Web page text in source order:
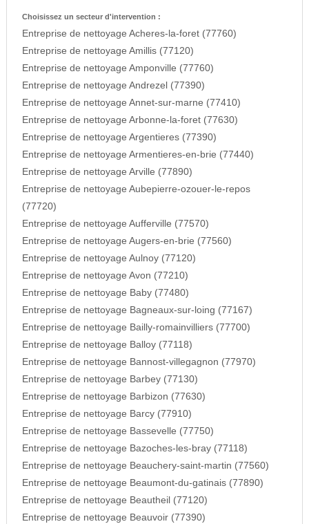
Choisissez un secteur d'intervention :
Entreprise de nettoyage Acheres-la-foret (77760)
Entreprise de nettoyage Amillis (77120)
Entreprise de nettoyage Amponville (77760)
Entreprise de nettoyage Andrezel (77390)
Entreprise de nettoyage Annet-sur-marne (77410)
Entreprise de nettoyage Arbonne-la-foret (77630)
Entreprise de nettoyage Argentieres (77390)
Entreprise de nettoyage Armentieres-en-brie (77440)
Entreprise de nettoyage Arville (77890)
Entreprise de nettoyage Aubepierre-ozouer-le-repos
(77720)
Entreprise de nettoyage Aufferville (77570)
Entreprise de nettoyage Augers-en-brie (77560)
Entreprise de nettoyage Aulnoy (77120)
Entreprise de nettoyage Avon (77210)
Entreprise de nettoyage Baby (77480)
Entreprise de nettoyage Bagneaux-sur-loing (77167)
Entreprise de nettoyage Bailly-romainvilliers (77700)
Entreprise de nettoyage Balloy (77118)
Entreprise de nettoyage Bannost-villegagnon (77970)
Entreprise de nettoyage Barbey (77130)
Entreprise de nettoyage Barbizon (77630)
Entreprise de nettoyage Barcy (77910)
Entreprise de nettoyage Bassevelle (77750)
Entreprise de nettoyage Bazoches-les-bray (77118)
Entreprise de nettoyage Beauchery-saint-martin (77560)
Entreprise de nettoyage Beaumont-du-gatinais (77890)
Entreprise de nettoyage Beautheil (77120)
Entreprise de nettoyage Beauvoir (77390)